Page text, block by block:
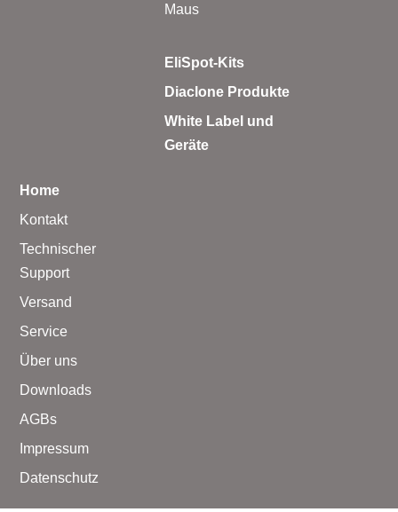
Maus
EliSpot-Kits
Diaclone Produkte
White Label und
Geräte
Home
Kontakt
Technischer
Support
Versand
Service
Über uns
Downloads
AGBs
Impressum
Datenschutz